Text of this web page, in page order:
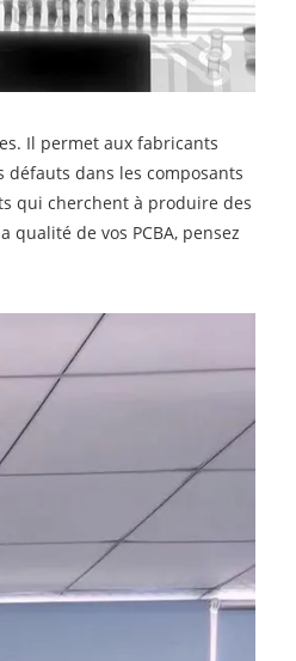
Il permet aux fabricants
dans les composants
qui cherchent à produire des
de vos PCBA, pensez